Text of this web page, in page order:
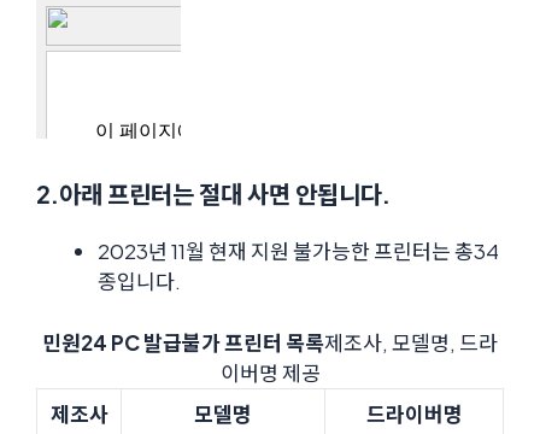
2.아래 프린터는 절대 사면 안됩니다.
2023년 11월 현재 지원 불가능한 프린터는 총34
종입니다.
민원24 PC 발급불가 프린터 목록제조사, 모델명, 드라
이버명 제공
제조사
모델명
드라이버명